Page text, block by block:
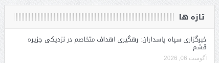
تازه ها
خبرگزاری سپاه پاسداران: رهگیری اهداف متخاصم در نزدیکی جزیره
قشم
آگوست 06, 2026